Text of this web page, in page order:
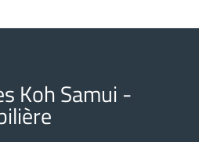
Koh Samui -